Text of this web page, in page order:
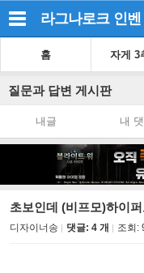
라그나로크 인벤
홈 자게 3
질문과 답변 게시판
내글 내
초보인데 (비프모)하이
디자이너송 댓글: 4 개 조회: